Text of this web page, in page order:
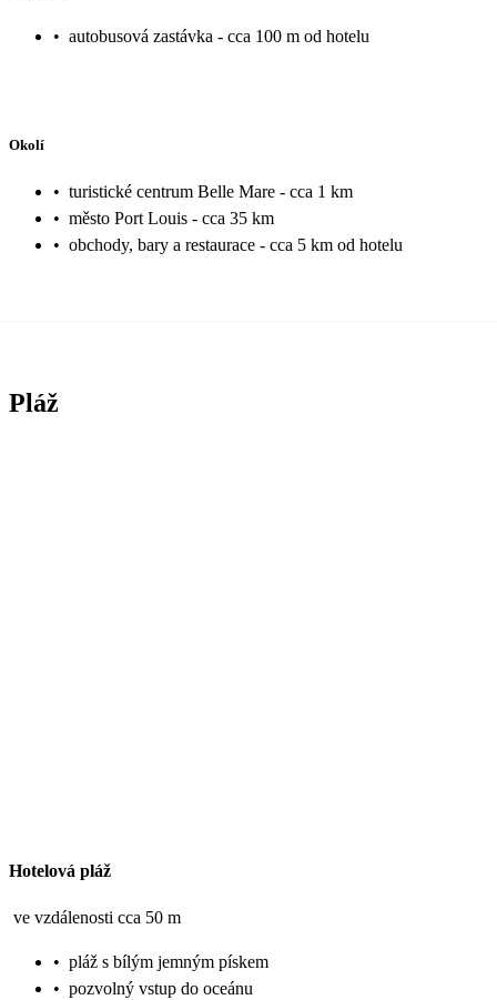
• autobusová zastávka - cca 100 m od hotelu
Okolí
• turistické centrum Belle Mare - cca 1 km
• město Port Louis - cca 35 km
• obchody, bary a restaurace - cca 5 km od hotelu
Pláž
Hotelová pláž
ve vzdálenosti cca 50 m
• pláž s bílým jemným pískem
• pozvolný vstup do oceánu